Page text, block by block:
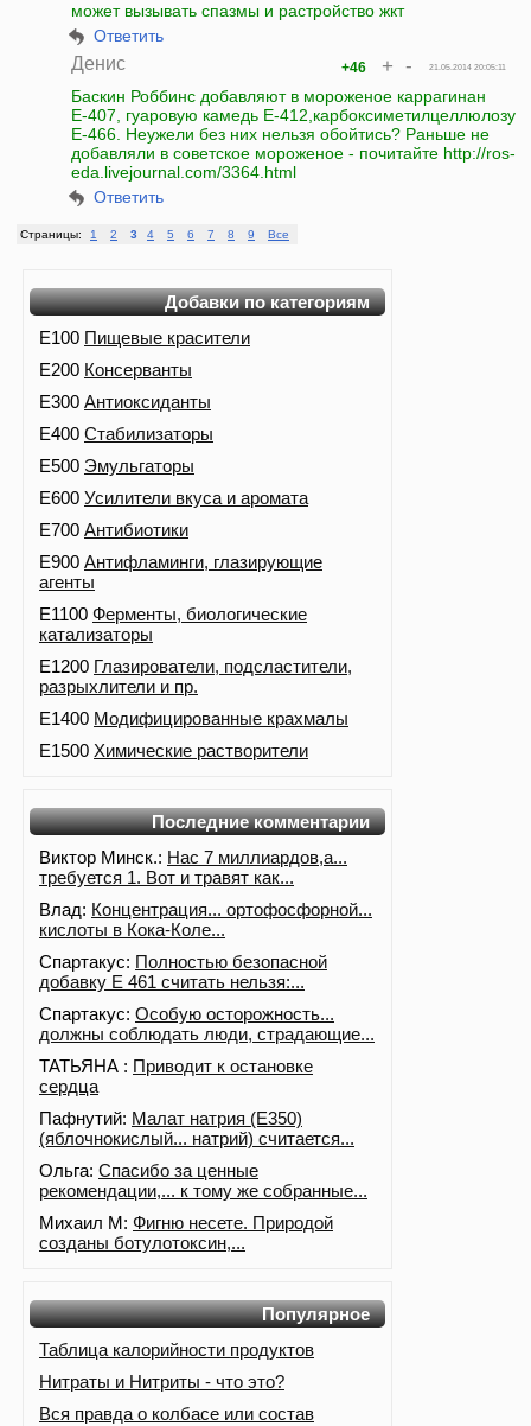
может вызывать спазмы и растройство жкт
Ответить
Денис 21.05.2014 20:05:11
+46 + -
Баскин Роббинс добавляют в мороженое каррагинан
Е-407, гуаровую камедь Е-412,карбоксиметилцеллюлозу
Е-466. Неужели без них нельзя обойтись? Раньше не
добавляли в советское мороженое - почитайте http://ros-
eda.livejournal.com/3364.html
Ответить
Страницы: 1 2 3 4 5 6 7 8 9 Все
Добавки по категориям
E100 Пищевые красители
E200 Консерванты
E300 Антиоксиданты
E400 Стабилизаторы
E500 Эмульгаторы
E600 Усилители вкуса и аромата
E700 Антибиотики
E900 Антифламинги, глазирующие
агенты
E1100 Ферменты, биологические
катализаторы
E1200 Глазирователи, подсластители,
разрыхлители и пр.
E1400 Модифицированные крахмалы
E1500 Химические растворители
Последние комментарии
Виктор Минск.: Нас 7 миллиардов,а...
требуется 1. Вот и травят как...
Влад: Концентрация... ортофосфорной...
кислоты в Кока-Коле...
Спартакус: Полностью безопасной
добавку Е 461 считать нельзя:...
Спартакус: Особую осторожность...
должны соблюдать люди, страдающие...
ТАТЬЯНА : Приводит к остановке
сердца
Пафнутий: Малат натрия (E350)
(яблочнокислый... натрий) считается...
Ольга: Спасибо за ценные
рекомендации,... к тому же собранные...
Михаил М: Фигню несете. Природой
созданы ботулотоксин,...
Популярное
Таблица калорийности продуктов
Нитраты и Нитриты - что это?
Вся правда о колбасе или состав